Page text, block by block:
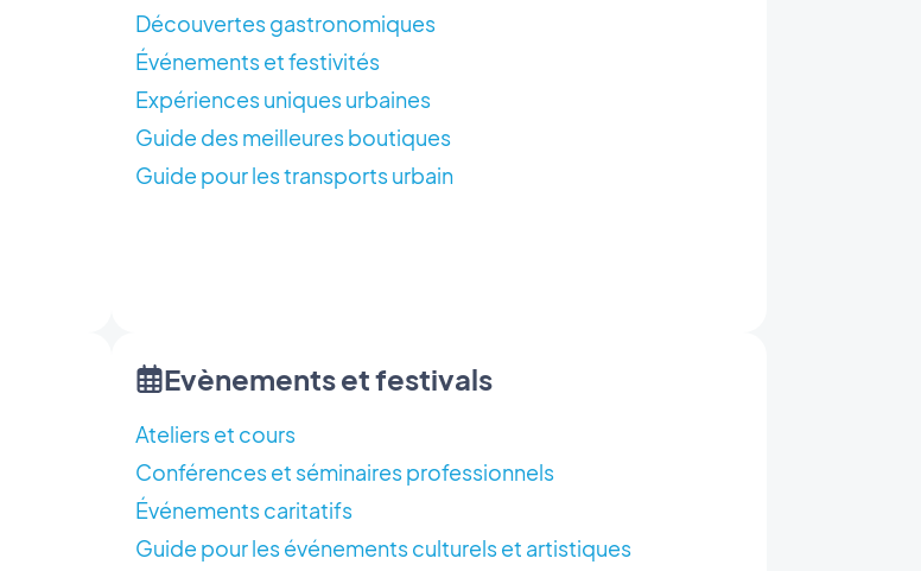
Découvertes gastronomiques
Événements et festivités
Expériences uniques urbaines
Guide des meilleures boutiques
Guide pour les transports urbain
Evènements et festivals
Ateliers et cours
Conférences et séminaires professionnels
Événements caritatifs
Guide pour les événements culturels et artistiques